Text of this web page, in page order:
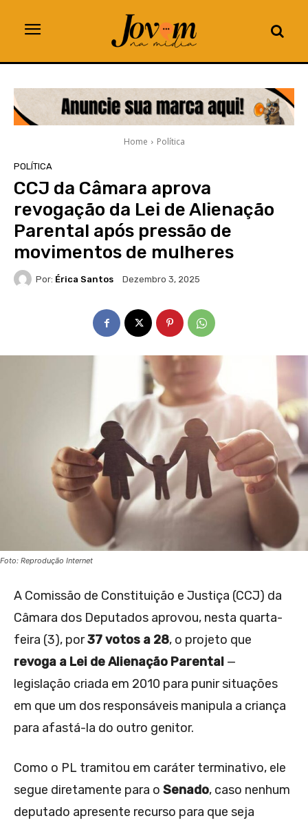
Home Política
POLÍTICA
CCJ da Câmara aprova
revogação da Lei de Alienação
Parental após pressão de
movimentos de mulheres
Por: Érica Santos Dezembro 3, 2025
Foto: Reprodução Internet
A Comissão de Constituição e Justiça (CCJ) da
Câmara dos Deputados aprovou, nesta quarta-
feira (3), por37 votos a 28, o projeto que
revoga a Lei de Alienação Parental —
legislação criada em 2010 para punir situações
em que um dos responsáveis manipula a criança
para afastá-la do outro genitor.
Como o PL tramitou em caráter terminativo, ele
segue diretamente para o Senado, caso nenhum
deputado apresente recurso para que seja